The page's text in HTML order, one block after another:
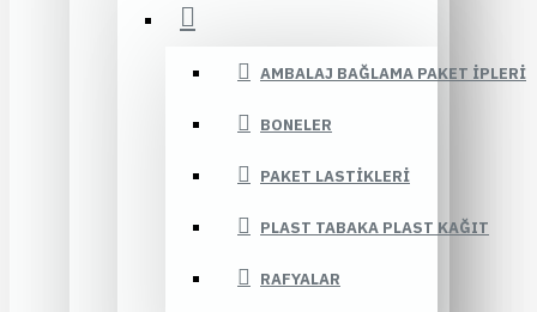
AMBALAJ BAĞLAMA PAKET İPLERI
BONELER
PAKET LASTIKLERI
PLAST TABAKA PLAST KAĞIT
RAFYALAR